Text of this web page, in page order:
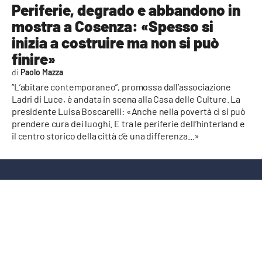
LaC
Network
LACPLAY.IT
LACTV.IT
LACONAIR.IT
LACITYMAG.IT
ILREGGINO.IT
COSENZACHANNEL.IT
ILVIBONESE.IT
Periferie, degrado e abbandono in
mostra a Cosenza: «Spesso si
inizia a costruire ma non si può
finire»
“L’abitare contemporaneo”, promossa dall’associazione
Ladri di Luce, è andata in scena alla Casa delle Culture. La
presidente Luisa Boscarelli: «Anche nella povertà ci si può
prendere cura dei luoghi. E tra le periferie dell’hinterland e
il centro storico della città c’è una differenza...»
Paolo Mazza